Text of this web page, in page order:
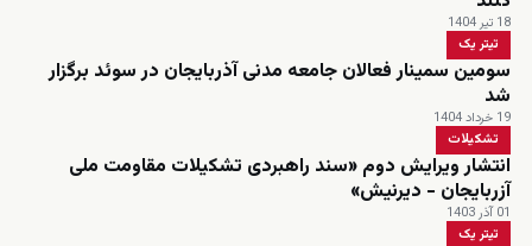
18 تیر 1404
تیتر یک
سومین سمینار فعالان جامعه مدنی آذربایجان در سوئد برگزار
شد
19 خرداد 1404
تشکیلات
انتشار ویرایش دوم «سند راهبردی تشکیلات مقاومت ملی
آزربایجان - دیرنیش»
01 آذر 1403
تیتر یک